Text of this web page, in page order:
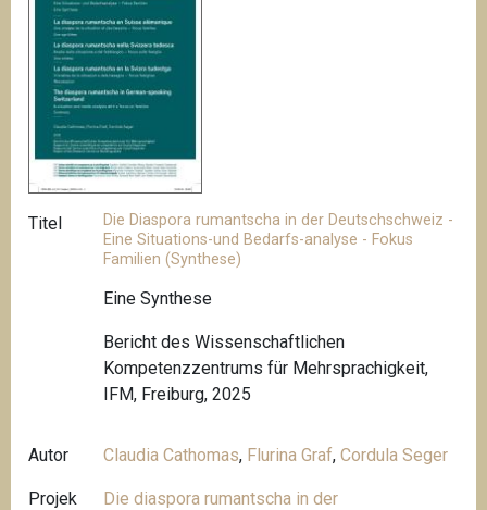
Titel
Die Diaspora rumantscha in der Deutschschweiz -
Eine Situations-und Bedarfs-analyse - Fokus
Familien (Synthese)
Eine Synthese
Bericht des Wissenschaftlichen
Kompetenzzentrums für Mehrsprachigkeit,
IFM, Freiburg, 2025
Autor Claudia Cathomas, Flurina Graf,Cordula Seger
Projek
Die diaspora rumantscha in der